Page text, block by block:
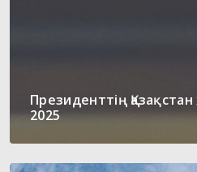
Президенттің
2025